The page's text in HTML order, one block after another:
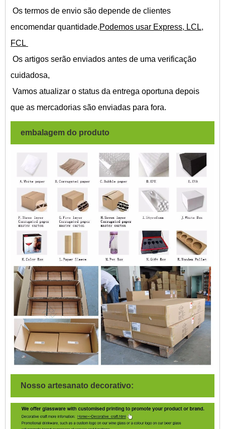
Os termos de envio são depende de clientes
encomendar quantidade.Podemos usar Express, LCL,
FCL
Os artigos serão enviados antes de uma verificação
cuidadosa,
Vamos atualizar o status da entrega oportuna depois
que as mercadorias são enviadas para fora.
embalagem do produto
Nosso artesanato decorativo: